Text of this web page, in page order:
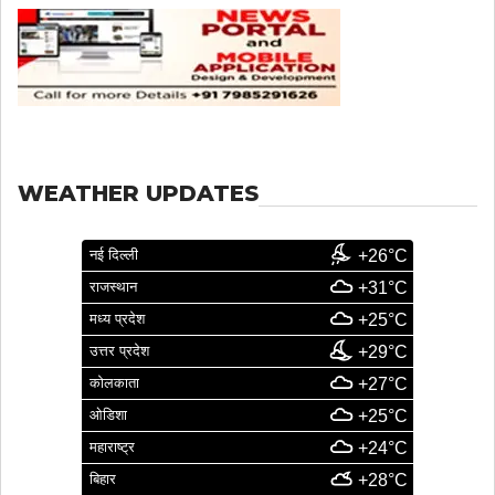
WEATHER UPDATES
नई दिल्ली +26°C
राजस्थान +31°C
मध्य प्रदेश +25°C
उत्तर प्रदेश +29°C
कोलकाता +27°C
ओडिशा +25°C
महाराष्ट्र +24°C
बिहार +28°C